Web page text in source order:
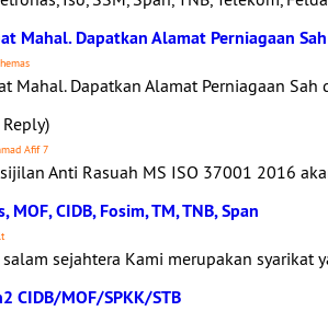
Mahal. Dapatkan Alamat Perniagaan
Mahal. Dapatkan Alamat Perniagaan Sah
Reply)
Afif 7
Anti Rasuah MS ISO 37001 2016
CIDB, Fosim, TM, TNB, Span
sejahtera Kami merupakan syarikat
CIDB/MOF/SPKK/STB